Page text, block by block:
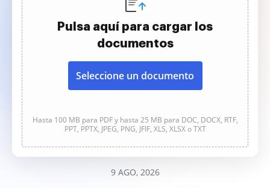
Pulsa aquí para cargar los
documentos
Seleccione un documento
Hasta 100 MB para PDF y hasta 25 MB para DOC, DOCX, RTF,
PPT, PPTX, JPEG, PNG, JFIF, XLS, XLSX o TXT
9 AGO, 2026